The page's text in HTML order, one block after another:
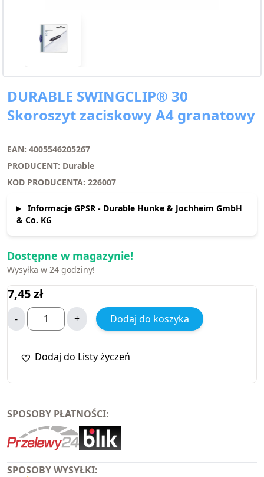
DURABLE SWINGCLIP® 30
Skoroszyt zaciskowy A4 granatowy
EAN: 4005546205267
PRODUCENT: Durable
KOD PRODUCENTA: 226007
Informacje GPSR - Durable Hunke & Jochheim GmbH
& Co. KG
Dostępne w magazynie!
Wysyłka w 24 godziny!
7,45zł
- + Dodaj do koszyka
Dodaj do Listy życzeń
SPOSOBY PŁATNOŚCI:
SPOSOBY WYSYŁKI: